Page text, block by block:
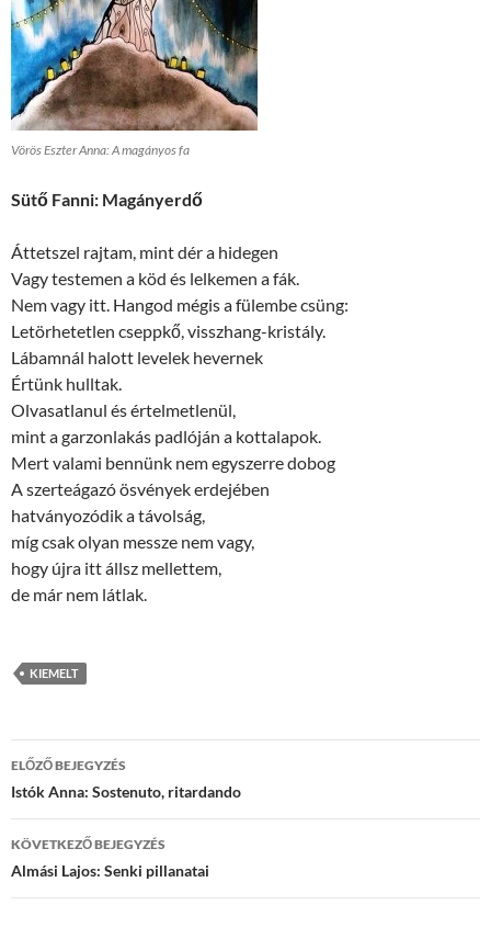
Vörös Eszter Anna: A magányos fa
Sütő Fanni: Magányerdő
Áttetszel rajtam, mint dér a hidegen
Vagy testemen a köd és lelkemen a fák.
Nem vagy itt. Hangod mégis a fülembe csüng:
Letörhetetlen cseppkő, visszhang-kristály.
Lábamnál halott levelek hevernek
Értünk hulltak.
Olvasatlanul és értelmetlenül,
mint a garzonlakás padlóján a kottalapok.
Mert valami bennünk nem egyszerre dobog
A szerteágazó ösvények erdejében
hatványozódik a távolság,
míg csak olyan messze nem vagy,
hogy újra itt állsz mellettem,
de már nem látlak.
KIEMELT
Bejegyzések
navigációja
ELŐZŐ BEJEGYZÉS
Istók Anna: Sostenuto, ritardando
KÖVETKEZŐ BEJEGYZÉS
Almási Lajos: Senki pillanatai